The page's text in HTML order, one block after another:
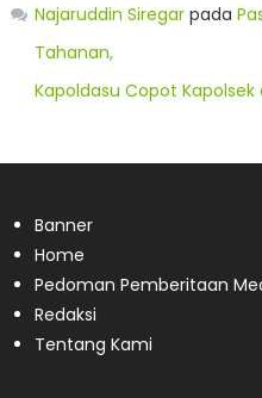
Najaruddin Siregarpada
Tahanan,
Kapoldasu Copot
Banner
Home
Pedoman Pemberitaan
Redaksi
Tentang Kami